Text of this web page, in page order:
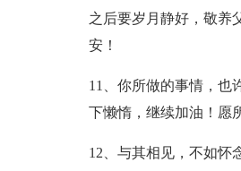
之后要岁月静好，敬养
安！
11、你所做的事情，也
下懒惰，继续加油！愿
12、与其相见，不如怀